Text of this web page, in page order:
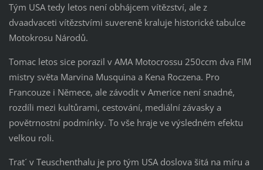
Tým USA tedy letos není obhájcem vítězství, ale z
dvaadvaceti vítězstvími suvereně kraluje historické tabulce
Motokrosu Národů.
Tomac letos sice porazil v AMA Motocrossu 250ccm dva FIM
mistry světa Marvina Musquina a Kena Roczena. Pro
Francouze i Němece, ale závodit v Americe není snadné,
rozdíli mezi kultůrami, cestování, mediální závasky a
povětrnostní podmínky. To vše hraje ve výsledném efektu
velkou roli.
Trat´ v Teuschenthalu je pro tým USA doslova šitá na míru a